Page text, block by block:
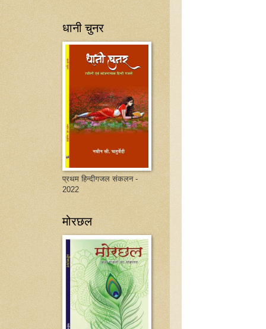
धानी चुनर
प्रथम हिन्दीगजल संकलन -
2022
मोरछल